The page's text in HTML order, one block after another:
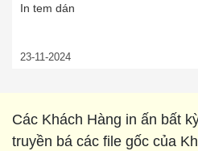
In tem dán
23-11-2024
Các Khách Hàng in ấn bất
truyền bá các file gốc của